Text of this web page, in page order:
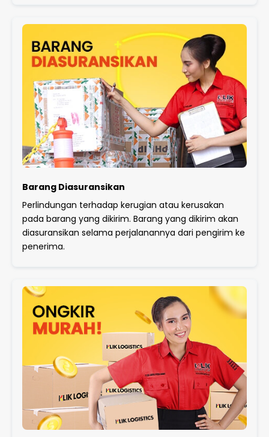
Barang Diasuransikan
Perlindungan terhadap kerugian atau kerusakan
pada barang yang dikirim. Barang yang dikirim akan
diasuransikan selama perjalanannya dari pengirim ke
penerima.